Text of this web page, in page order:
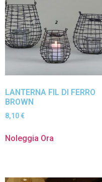
LANTERNA FIL DI FERRO
BROWN
8,10 €
Noleggia Ora